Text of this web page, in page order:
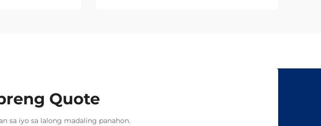
Quote
sa iyo sa lalong madaling panahon.